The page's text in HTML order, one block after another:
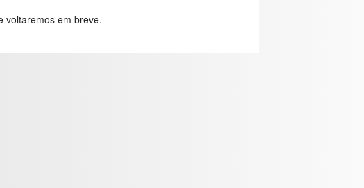
voltaremos em breve.